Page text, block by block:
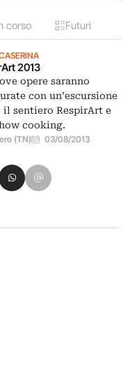
corso Futuri
2013
opere saranno
con un’escursione
il sentiero RespirArt e
cooking.
(TN) 03/08/2013
LinkedIn
su Pinterest
su WhatsApp
Condividi su Email